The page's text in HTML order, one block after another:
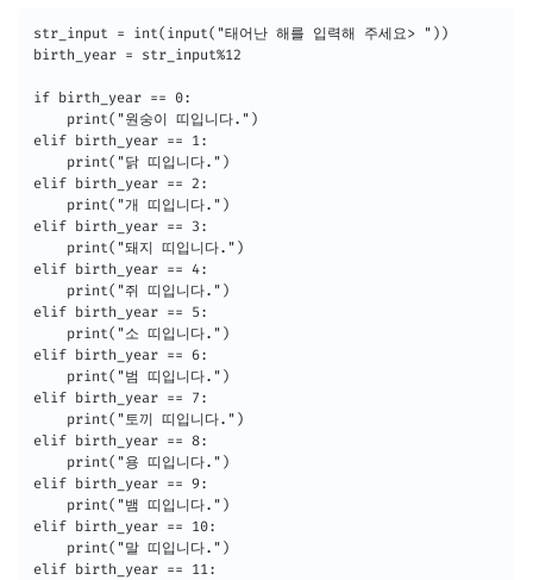
str_input = int(input("태어난 해를 입력해 주세요> "))
birth_year = str_input%12
if birth_year == 0:
elif birth_year == 1:
elif birth_year == 2:
elif birth_year == 3:
elif birth_year == 4:
elif birth_year == 5:
elif birth_year == 6:
elif birth_year == 7:
elif birth_year == 8:
elif birth_year == 9:
elif birth_year == 10:
elif birth_year == 11: